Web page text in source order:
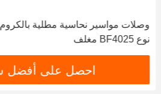
وصلات مواسير نحاسية مطلية بالكروم
نوع BF4025 مغلف
احصل على أفضل